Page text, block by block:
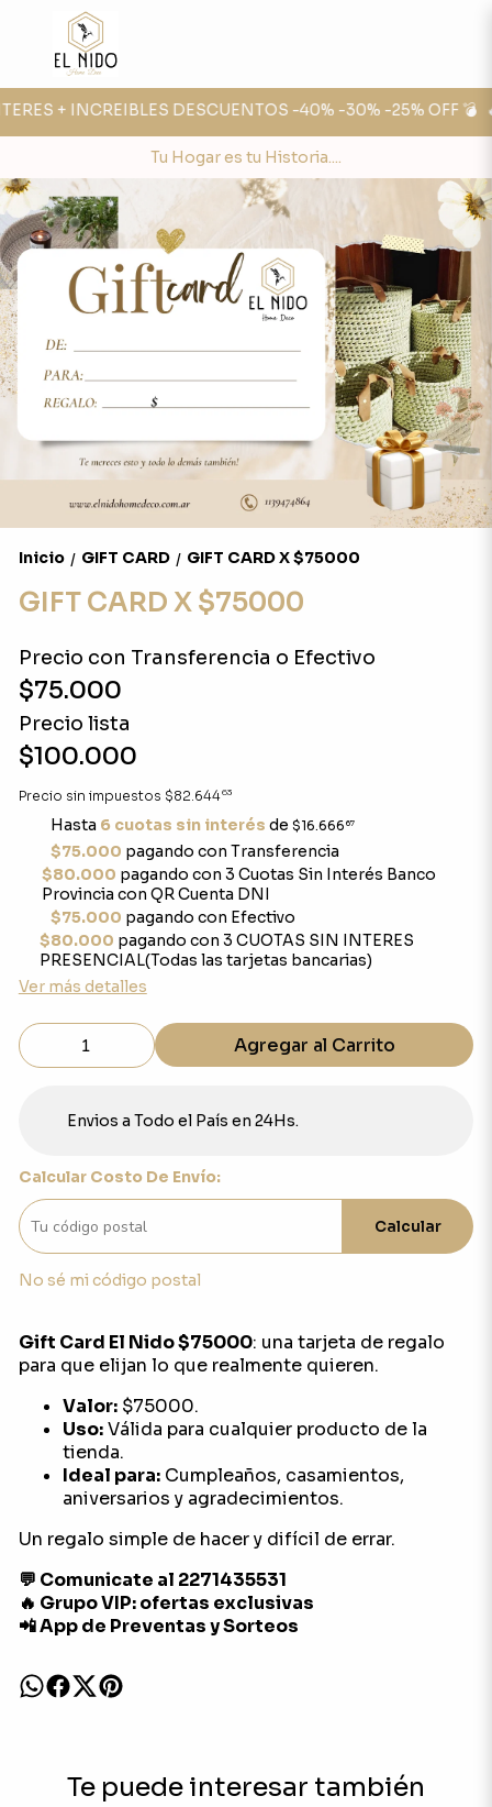
+ INCREIBLES DESCUENTOS -40% -30% -25% OFF 💣 🔥
Tu Hogar es tu Historia....
Inicio / GIFT CARD / GIFT CARD X $75000
GIFT CARD X $75000
Precio con Transferencia o Efectivo
$75.000
Precio lista
$100.000
Precio sin impuestos $82.64463
Hasta 6 cuotas sin interés de $16.666 67
$75.000 pagando con Transferencia
$80.000 pagando con 3 Cuotas Sin Interés Banco
Provincia con QR Cuenta DNI
$75.000 pagando con Efectivo
$80.000 pagando con 3 CUOTAS SIN INTERES
PRESENCIAL(Todas las tarjetas bancarias)
Ver más detalles
Agregar al Carrito
Envios a Todo el País en 24Hs.
Calcular Costo De Envío:
Calcular
No sé mi código postal
Gift Card El Nido $75000: una tarjeta de regalo
para que elijan lo que realmente quieren.
Valor:$75000.
Uso:Válida para cualquier producto de la
tienda.
Ideal para:Cumpleaños, casamientos,
aniversarios y agradecimientos.
Un regalo simple de hacer y difícil de errar.
💬 Comunicate al 2271435531
🔥 Grupo VIP: ofertas exclusivas
📲 App de Preventas y Sorteos
Te puede interesar también